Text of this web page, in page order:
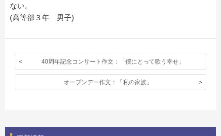
ない。
(高等部３年 男子)
40周年記念コンサート作文：「僕にとって歌う幸せ」
オープンデー作文：「私の家族」